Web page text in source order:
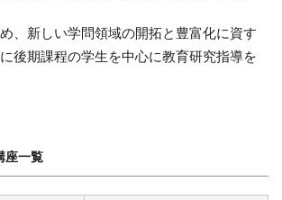
、新しい学問領域の開拓と豊富化に資す
後期課程の学生を中心に教育研究指導を
座一覧